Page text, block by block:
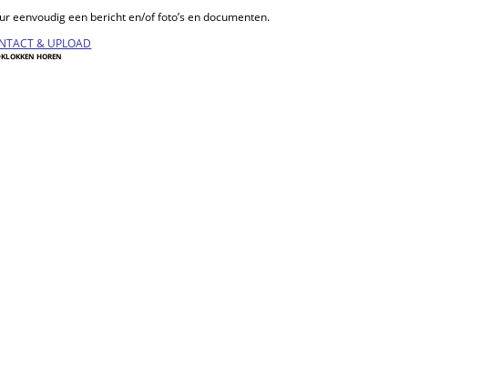
eenvoudig een bericht en/of foto’s en documenten.
& UPLOAD
HOREN